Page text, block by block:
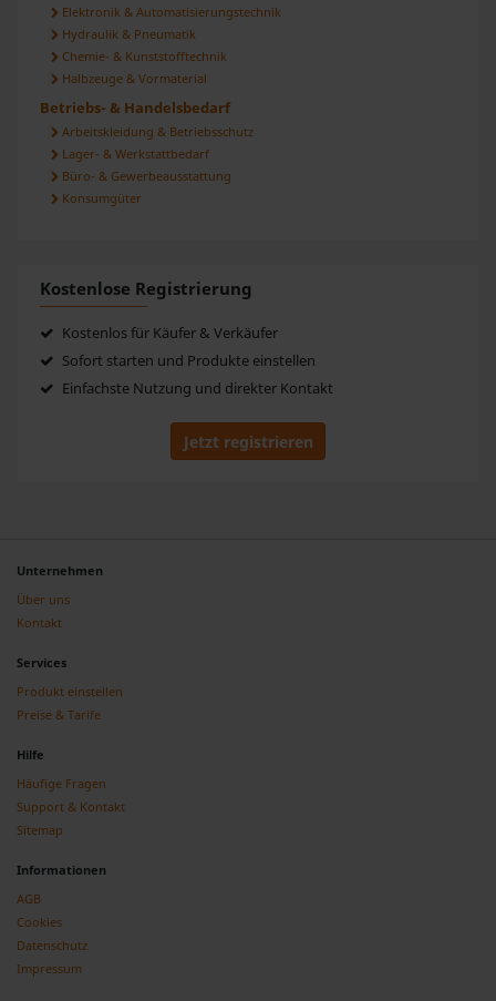
Elektronik & Automatisierungstechnik
Hydraulik & Pneumatik
Chemie- & Kunststofftechnik
Halbzeuge & Vormaterial
Betriebs- & Handelsbedarf
Arbeitskleidung & Betriebsschutz
Lager- & Werkstattbedarf
Büro- & Gewerbeausstattung
Konsumgüter
Kostenlose Registrierung
Kostenlos für Käufer & Verkäufer
Sofort starten und Produkte einstellen
Einfachste Nutzung und direkter Kontakt
Jetzt registrieren
Unternehmen
Über uns
Kontakt
Services
Produkt einstellen
Preise & Tarife
Hilfe
Häufige Fragen
Support & Kontakt
Sitemap
Informationen
AGB
Cookies
Datenschutz
Impressum